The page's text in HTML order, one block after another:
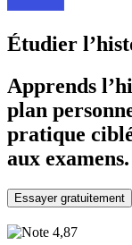
Étudier
Apprends
plan
pratique
aux examens.
Essayer gratuitement